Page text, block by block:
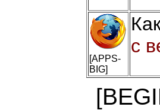
[APPS-
BIG]
с